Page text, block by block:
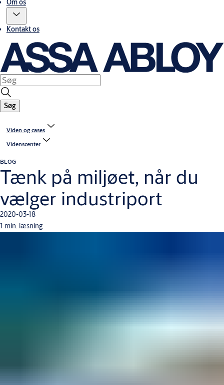
Om os
Kontakt os
Søg
Viden og cases
Videnscenter
BLOG
Tænk på miljøet, når du
vælger industriport
2020-03-18
1 min. læsning